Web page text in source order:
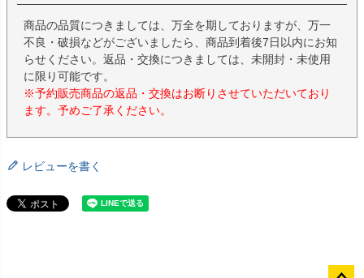
商品の品質につきましては、万全を期しておりますが、万一
不良・破損などがございましたら、商品到着後7日以内にお知
らせください。返品・交換につきましては、未開封・未使用
に限り可能です。
※予約販売商品の返品・交換はお断りさせていただいており
ます。予めご了承ください。
レビューを書く